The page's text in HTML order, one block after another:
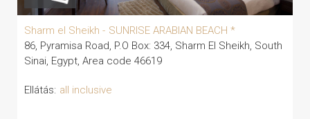
Sharm el Sheikh - SUNRISE ARABIAN BEACH *
86, Pyramisa Road, P.O Box: 334, Sharm El Sheikh, South
Sinai, Egypt, Area code 46619
Ellátás: all inclusive